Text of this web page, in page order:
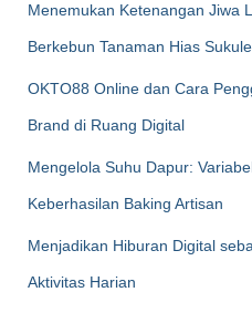
Menemukan Ketenangan Jiwa
Berkebun Tanaman Hias
OKTO88 Online dan Cara
Brand di Ruang Digital
Mengelola Suhu Dapur:
Keberhasilan Baking Artisan
Menjadikan Hiburan Digital
Aktivitas Harian